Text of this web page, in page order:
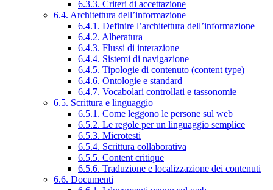
6.3.3. Criteri di accettazione
6.4. Architettura dell’informazione
6.4.1. Definire l’architettura dell’informazione
6.4.2. Alberatura
6.4.3. Flussi di interazione
6.4.4. Sistemi di navigazione
6.4.5. Tipologie di contenuto (content type)
6.4.6. Ontologie e standard
6.4.7. Vocabolari controllati e tassonomie
6.5. Scrittura e linguaggio
6.5.1. Come leggono le persone sul web
6.5.2. Le regole per un linguaggio semplice
6.5.3. Microtesti
6.5.4. Scrittura collaborativa
6.5.5. Content critique
6.5.6. Traduzione e localizzazione dei contenuti
6.6. Documenti